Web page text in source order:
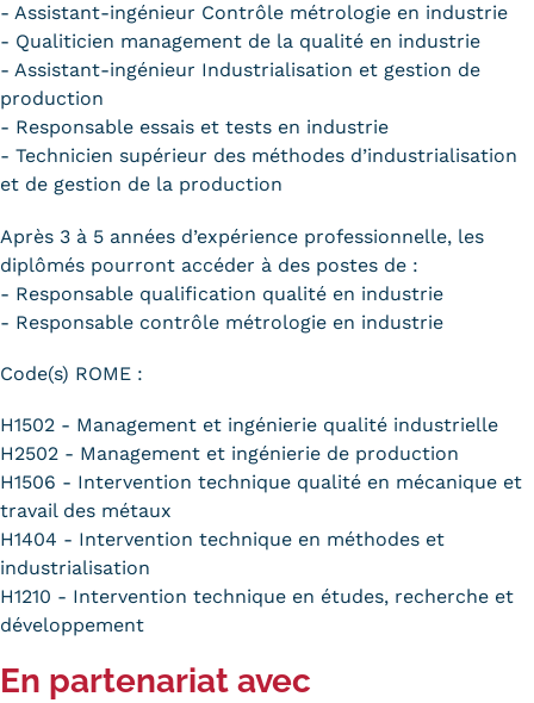
- Assistant-ingénieur Contrôle métrologie en industrie
- Qualiticien management de la qualité en industrie
- Assistant-ingénieur Industrialisation et gestion de
production
- Responsable essais et tests en industrie
- Technicien supérieur des méthodes d’industrialisation
et de gestion de la production
Après 3 à 5 années d’expérience professionnelle, les
diplômés pourront accéder à des postes de :
- Responsable qualification qualité en industrie
- Responsable contrôle métrologie en industrie
Code(s) ROME :
H1502 - Management et ingénierie qualité industrielle
H2502 - Management et ingénierie de production
H1506 - Intervention technique qualité en mécanique et
travail des métaux
H1404 - Intervention technique en méthodes et
industrialisation
H1210 - Intervention technique en études, recherche et
développement
En partenariat avec